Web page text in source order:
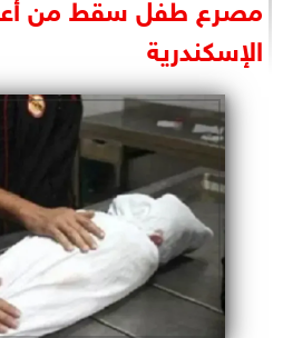
الرئاسة
البرلمان
الوزارات
الأحزاب
الإسكندرية